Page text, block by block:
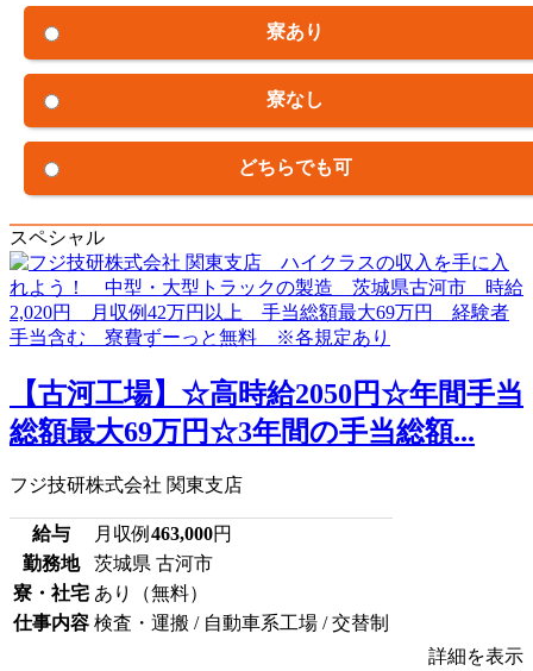
寮あり
寮なし
どちらでも可
スペシャル
【古河工場】☆高時給2050円☆年間手当
総額最大69万円☆3年間の手当総額...
フジ技研株式会社 関東支店
給与 月収例 463,000円
勤務地
茨城県 古河市
寮・社宅 あり（無料）
仕事内容 検査・運搬 / 自動車系工場 / 交替制
詳細を表示